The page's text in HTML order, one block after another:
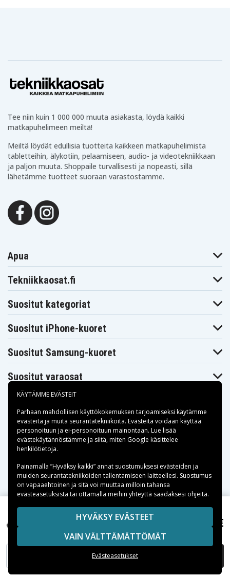
10,99 €
LISÄÄ OSTOSKORIIN
Tee niin kuin 1 000 000 muuta asiakasta, löydä kaikki
matkapuhelimeen meiltä!
Meiltä löydät edullisia tuotteita kaikkeen matkapuhelimista
tabletteihin, älykotiin, pelaamiseen, audio- ja videotekniikkaan
ja paljon muuta. Shoppaile turvallisesti ja nopeasti, sillä
lähetämme tuotteet suoraan varastostamme.
Apua
Tekniikkaosat.fi
Suositut kategoriat
Suositut iPhone-kuoret
Suositut Samsung-kuoret
Suositut varaosat
Maksuvaihtoehdot
Toimitusvaihtoehdot
Copyright © 2026, Spares Nordic AB
SIVULLA MAINITUT TAVARAMERKIT OVAT OMISTAJIENSA
OMAISUUTTA.
KÄYTÄMME EVÄSTEIT
Parhaan mahdollisen käyttökokemuksen tarjoamiseksi käytämme
evästeitä ja muita seurantatekniikoita. Evästeitä voidaan käyttää
personoituun ja ei-personoituun mainontaan. Lue lisää
evästekäytännöstämme ja siitä, miten Google käsittelee
henkilötietoja.
Painamalla ”Hyväksy kaikki” annat suostumuksesi evästeiden ja
muiden seurantatekniikoiden tallentamiseen laitteellesi. Suostumus
on vapaaehtoinen ja sitä voi muuttaa milloin tahansa
evästeasetuksista tai ottamalla meihin yhteyttä saadaksesi ohjeita.
HYVÄKSY EVÄSTEET
VAIN VÄLTTÄMÄTTÖMÄT
Evästeasetukset